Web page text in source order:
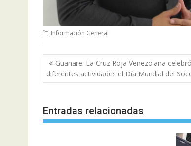
Información General
Navegación
de
entradas
Guanare: La Cruz Roja Venezolana
diferentes actividades el Día Mundial del
Entradas relacionadas